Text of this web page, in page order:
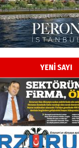
YENİ SAYI